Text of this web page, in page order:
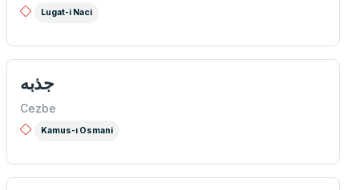
Lugat-i Naci
جذبه
Cezbe
Kamus-ı Osmani